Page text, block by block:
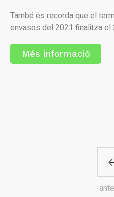
També es recorda que el
envasos del 2021 finalitza el
Més informació